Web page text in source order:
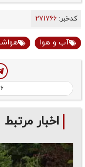
کدخبر:
آب و هوا
اخبار مرتبط